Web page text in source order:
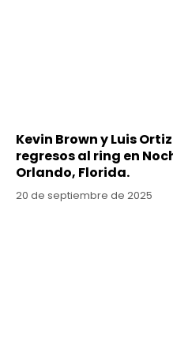
Kevin Brown y Luis
regresos al ring en
Orlando, Florida.
20 de septiembre de 2025